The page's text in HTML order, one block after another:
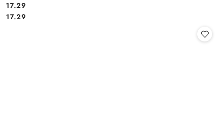
Cena:
17.29
Cena:
17.29